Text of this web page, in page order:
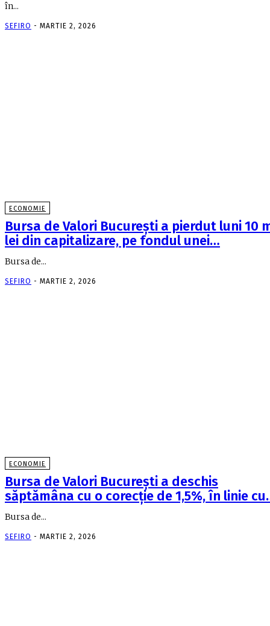
în...
SEFIRO - MARTIE 2, 2026
ECONOMIE
Bursa de Valori Bucureşti a pierdut luni 10
lei din capitalizare, pe fondul unei…
Bursa de...
SEFIRO - MARTIE 2, 2026
ECONOMIE
Bursa de Valori Bucureşti a deschis
săptămâna cu o corecţie de 1,5%, în linie
Bursa de...
SEFIRO - MARTIE 2, 2026